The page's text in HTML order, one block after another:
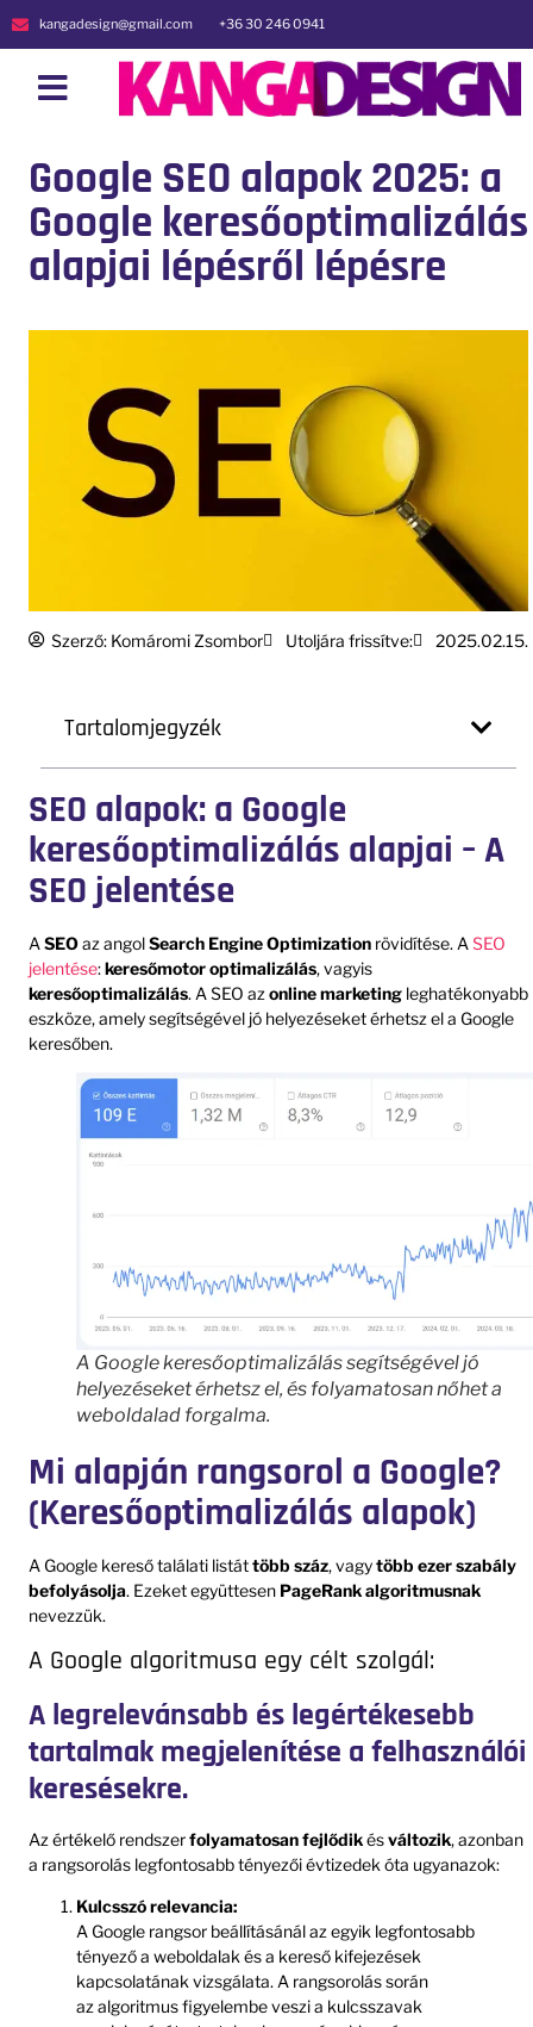
kangadesign@gmail.com +36 30 246 0941
Google SEO alapok 2025: a
Google keresőoptimalizálás
alapjai lépésről lépésre
Szerző: Komáromi Zsombor Utoljára frissítve: 2025.02.15.
Tartalomjegyzék
SEO alapok: a Google
keresőoptimalizálás alapjai – A
SEO jelentése
ASEOaz angolSearch Engine Optimization rövidítése. ASEO
jelentése:keresőmotor optimalizálás, vagyis
keresőoptimalizálás. A SEO az online marketing leghatékonyabb
eszköze, amely segítségével jó helyezéseket érhetsz el a Google
keresőben.
A Google keresőoptimalizálás segítségével jó
helyezéseket érhetsz el, és folyamatosan nőhet a
weboldalad forgalma.
Mi alapján rangsorol a Google?
(Keresőoptimalizálás alapok)
A Google kereső találati listáttöbb száz, vagytöbb ezer szabály
befolyásolja. Ezeket együttesen PageRank algoritmusnak
nevezzük.
A Google algoritmusa egy célt szolgál:
A legrelevánsabb és legértékesebb
tartalmak megjelenítése a felhasználói
keresésekre.
Az értékelő rendszerfolyamatosan fejlődikésváltozik, azonban
a rangsorolás legfontosabb tényezői évtizedek óta ugyanazok:
Kulcsszó relevancia:
A Google rangsor beállításánál az egyik legfontosabb
tényező a weboldalak és a kereső kifejezések
kapcsolatának vizsgálata. A rangsorolás során
az algoritmus figyelembe veszi a kulcsszavak